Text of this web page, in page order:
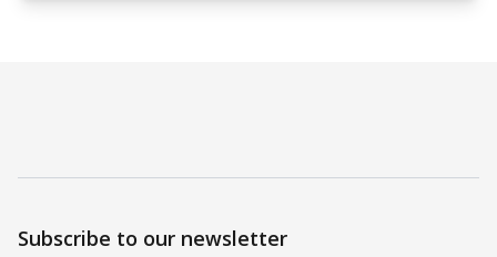
Subscribe to our newsletter